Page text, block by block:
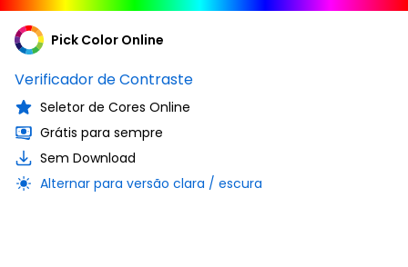
Pick Color Online
Verificador de Contraste
Seletor de Cores Online
Grátis para sempre
Sem Download
Alternar para versão clara / escura